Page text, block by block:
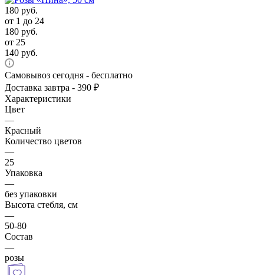
180 руб.
от 1 до 24
180 руб.
от 25
140 руб.
Самовывоз сегодня - бесплатно
Доставка завтра - 390 ₽
Характеристики
Цвет
—
Красный
Количество цветов
—
25
Упаковка
—
без упаковки
Высота стебля, см
—
50-80
Состав
—
розы